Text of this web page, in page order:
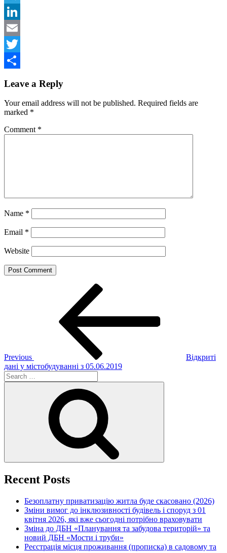
Telegram
LinkedIn
Email
Twitter
Leave a Reply
Your email address will not be published. Required fields are
marked *
Comment *
Name *
Email *
Website
Previous
Відкриті
дані у містобудуванні з 05.06.2019
Search
for:
Recent Posts
Безоплатну приватизацію житла буде скасовано (2026)
Зміни вимог до інклюзивності будівель і споруд з 01
квітня 2026, які вже сьогодні потрібно враховувати
Зміна до ДБН «Планування та забудова територій» та
новий ДБН «Мости і труби»
Реєстрація місця проживання (прописка) в садовому та